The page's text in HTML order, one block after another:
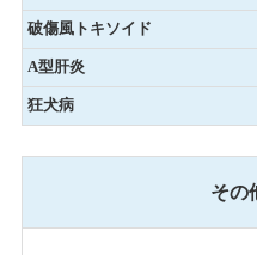
破傷風トキソイド
A型肝炎
狂犬病
その